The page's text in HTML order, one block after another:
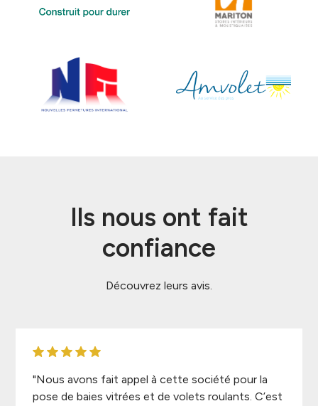
Ils nous ont fait
confiance
Découvrez leurs avis.
"Nous avons fait appel à cette société pour la
pose de baies vitrées et de volets roulants. C’est